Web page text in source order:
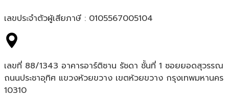
เลขประจำตัวผู้เสียภาษี : 0105567005104
เลขที่ 88/1343 อาคารอาร์ติซาน รัชดา ชั้นที่ 1 ซอยยอดสุวรรณ
ถนนประชาอุทิศ แขวงห้วยขวาง เขตห้วยขวาง กรุงเทพมหานคร
10310